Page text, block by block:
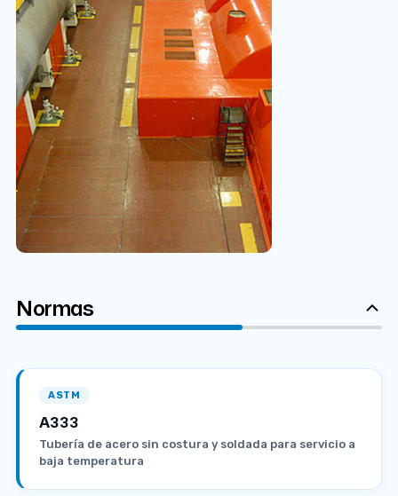
Normas
ASTM
A333
Tubería de acero sin costura y soldada para servicio a
baja temperatura